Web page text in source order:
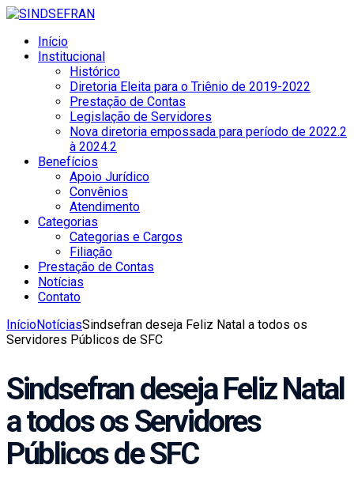
Início
Institucional
Histórico
Diretoria Eleita para o Triênio de 2019-2022
Prestação de Contas
Legislação de Servidores
Nova diretoria empossada para período de 2022.2
à 2024.2
Benefícios
Apoio Jurídico
Convênios
Atendimento
Categorias
Categorias e Cargos
Filiação
Prestação de Contas
Notícias
Contato
InícioNotíciasSindsefran deseja Feliz Natal a todos os
Servidores Públicos de SFC
Sindsefran deseja Feliz Natal
a todos os Servidores
Públicos de SFC